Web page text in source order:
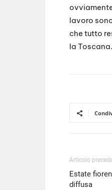
lavoro
che tutto
la
Articolo
Estate
diffusa